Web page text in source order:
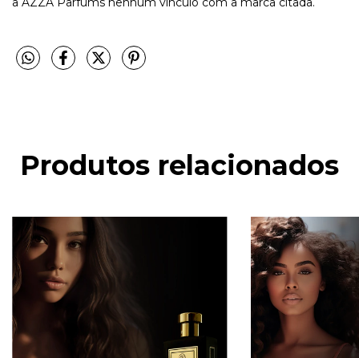
Produtos relacionados